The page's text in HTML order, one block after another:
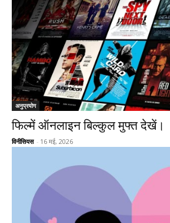
अनुप्रयोग
फिल्में ऑनलाइन बिल्कुल मुफ्त देखें।
विनीसियस - 16 मई, 2026